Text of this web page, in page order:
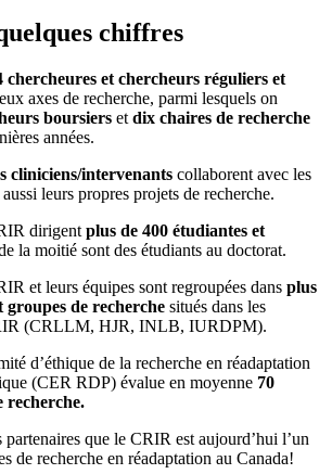
chiffres
chercheures et chercheurs réguliers et
axes de recherche, parmi lesquels on
boursiers et dix chaires de recherche
années.
cliniciens/intervenants collaborent avec les
leurs propres projets de recherche.
dirigent plus de 400 étudiantes et
la moitié sont des étudiants au doctorat.
et leurs équipes sont regroupées dans plus
groupes de recherche situés dans les
(CRLLM, HJR, INLB, IURDPM).
d’éthique de la recherche en réadaptation
(CER RDP) évalue en moyenne 70
recherche.
partenaires que le CRIR est aujourd’hui l’un
de recherche en réadaptation au Canada!